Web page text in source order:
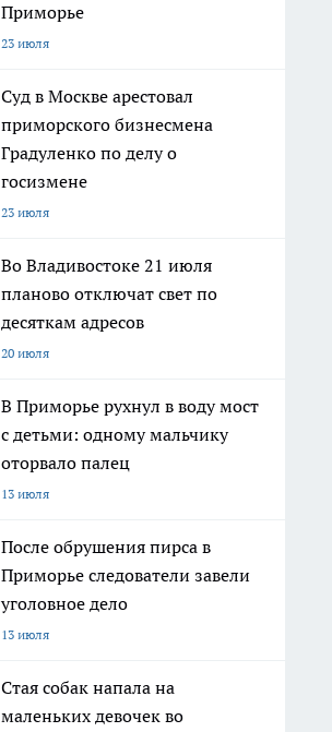
Приморье
23 июля
Суд в Москве арестовал
приморского бизнесмена
Градуленко по делу о
госизмене
23 июля
Во Владивостоке 21 июля
планово отключат свет по
десяткам адресов
20 июля
В Приморье рухнул в воду мост
с детьми: одному мальчику
оторвало палец
13 июля
После обрушения пирса в
Приморье следователи завели
уголовное дело
13 июля
Стая собак напала на
маленьких девочек во